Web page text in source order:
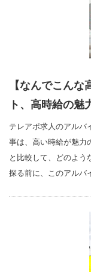
【なんでこん
ト、高時給の魅
テレアポ求人のアルバ
事は、高い時給が魅力
と比較して、どのよう
探る前に、このアル